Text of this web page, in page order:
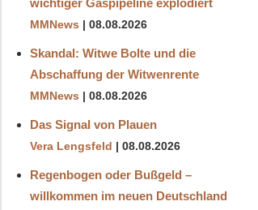
MMNews 08.08.2026
Skandal: Witwe Bolte und die
Abschaffung der Witwenrente
MMNews 08.08.2026
Das Signal von Plauen
Vera Lengsfeld 08.08.2026
Regenbogen oder Bußgeld –
willkommen im neuen Deutschland